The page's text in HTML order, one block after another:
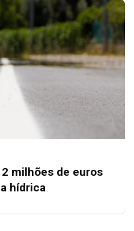
milhões de euros
hídrica